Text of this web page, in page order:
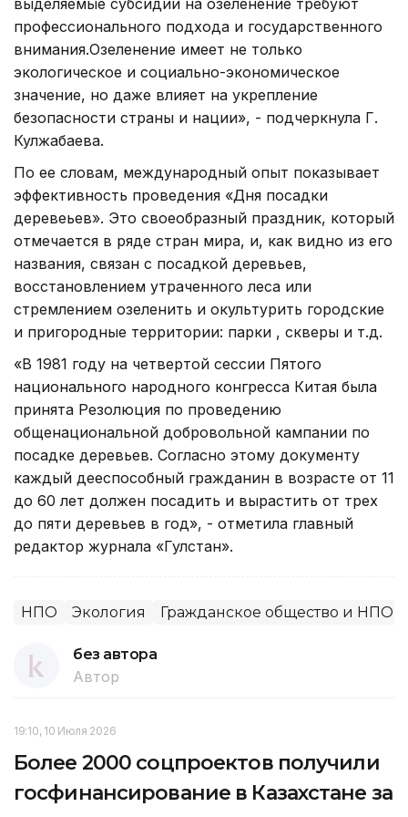
профессионального подхода и государственного
внимания.Озеленение имеет не только
экологическое и социально-экономическое
значение, но даже влияет на укрепление
безопасности страны и нации», - подчеркнула Г.
Кулжабаева.
По ее словам, международный опыт показывает
эффективность проведения «Дня посадки
деревеьев». Это своеобразный праздник, который
отмечается в ряде стран мира, и, как видно из его
названия, связан с посадкой деревьев,
восстановлением утраченного леса или
стремлением озеленить и окультурить городские
и пригородные территории: парки , скверы и т.д.
«В 1981 году на четвертой сессии Пятого
национального народного конгресса Китая была
принята Резолюция по проведению
общенациональной добровольной кампании по
посадке деревьев. Согласно этому документу
каждый дееспособный гражданин в возрасте от 11
до 60 лет должен посадить и вырастить от трех
до пяти деревьев в год», - отметила главный
редактор журнала «Гулстан».
НПО Экология Гражданское общество и НПО
без автора
Автор
19:10, 10 Июля 2026
Более 2000 соцпроектов получили
госфинансирование в Казахстане за